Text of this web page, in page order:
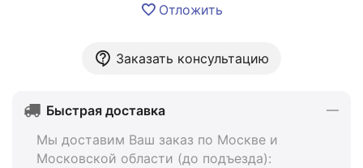
Отложить
Заказать консультацию
Быстрая доставка
Мы доставим Ваш заказ по Москве и
Московской области (до подъезда):